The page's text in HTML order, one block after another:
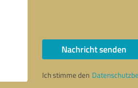
Nachricht senden
Ich stimme den